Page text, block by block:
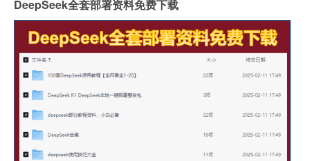
DeepSeek全套部署资料免费下载